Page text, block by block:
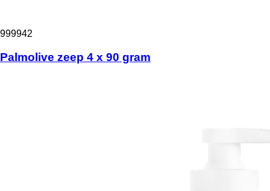
999942
Palmolive zeep 4 x 90 gram